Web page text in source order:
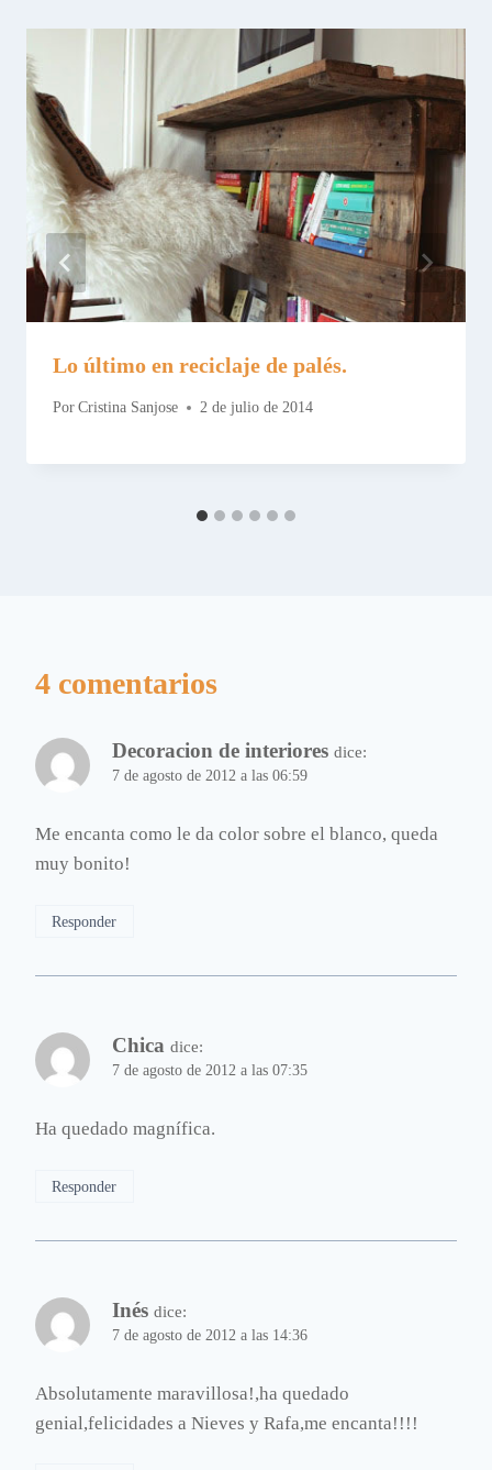
Lo último en reciclaje de palés.
Por Cristina Sanjose 2 de julio de 2014
4 comentarios
Decoracion de interiores dice:
7 de agosto de 2012 a las 06:59
Me encanta como le da color sobre el blanco, queda
muy bonito!
Responder
Chica dice:
7 de agosto de 2012 a las 07:35
Ha quedado magnífica.
Responder
Inés dice:
7 de agosto de 2012 a las 14:36
Absolutamente maravillosa!,ha quedado
genial,felicidades a Nieves y Rafa,me encanta!!!!